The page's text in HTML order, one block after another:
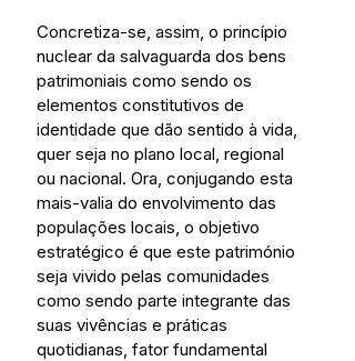
Concretiza-se, assim, o princípio
nuclear da salvaguarda dos bens
patrimoniais como sendo os
elementos constitutivos de
identidade que dão sentido à vida,
quer seja no plano local, regional
ou nacional. Ora, conjugando esta
mais-valia do envolvimento das
populações locais, o objetivo
estratégico é que este património
seja vivido pelas comunidades
como sendo parte integrante das
suas vivências e práticas
quotidianas, fator fundamental